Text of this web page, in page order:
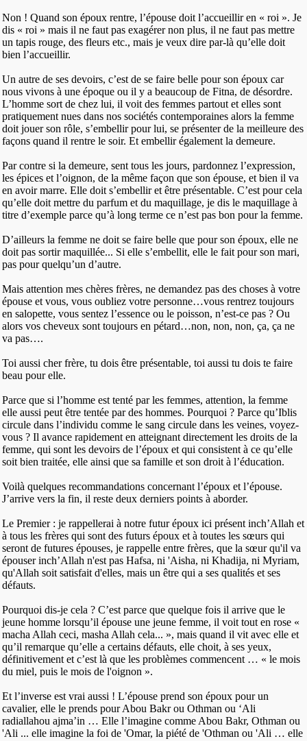
Non ! Quand son époux rentre, l’épouse doit l’accueillir en « roi ». Je
dis « roi » mais il ne faut pas exagérer non plus, il ne faut pas mettre
un tapis rouge, des fleurs etc., mais je veux dire par-là qu’elle doit
bien l’accueillir.
Un autre de ses devoirs, c’est de se faire belle pour son époux car
nous vivons à une époque ou il y a beaucoup de Fitna, de désordre.
L’homme sort de chez lui, il voit des femmes partout et elles sont
pratiquement nues dans nos sociétés contemporaines alors la femme
doit jouer son rôle, s’embellir pour lui, se présenter de la meilleure des
façons quand il rentre le soir. Et embellir également la demeure.
Par contre si la demeure, sent tous les jours, pardonnez l’expression,
les épices et l’oignon, de la même façon que son épouse, et bien il va
en avoir marre. Elle doit s’embellir et être présentable. C’est pour cela
qu’elle doit mettre du parfum et du maquillage, je dis le maquillage à
titre d’exemple parce qu’à long terme ce n’est pas bon pour la femme.
D’ailleurs la femme ne doit se faire belle que pour son époux, elle ne
doit pas sortir maquillée... Si elle s’embellit, elle le fait pour son mari,
pas pour quelqu’un d’autre.
Mais attention mes chères frères, ne demandez pas des choses à votre
épouse et vous, vous oubliez votre personne…vous rentrez toujours
en salopette, vous sentez l’essence ou le poisson, n’est-ce pas ? Ou
alors vos cheveux sont toujours en pétard…non, non, non, ça, ça ne
va pas….
Toi aussi cher frère, tu dois être présentable, toi aussi tu dois te faire
beau pour elle.
Parce que si l’homme est tenté par les femmes, attention, la femme
elle aussi peut être tentée par des hommes. Pourquoi ? Parce qu’Iblis
circule dans l’individu comme le sang circule dans les veines, voyez-
vous ? Il avance rapidement en atteignant directement les droits de la
femme, qui sont les devoirs de l’époux et qui consistent à ce qu’elle
soit bien traitée, elle ainsi que sa famille et son droit à l’éducation.
Voilà quelques recommandations concernant l’époux et l’épouse.
J’arrive vers la fin, il reste deux derniers points à aborder.
Le Premier : je rappellerai à notre futur époux ici présent inch’Allah et
à tous les frères qui sont des futurs époux et à toutes les sœurs qui
seront de futures épouses, je rappelle entre frères, que la sœur qu'il va
épouser inch’Allah n'est pas Hafsa, ni 'Aisha, ni Khadija, ni Myriam,
qu'Allah soit satisfait d'elles, mais un être qui a ses qualités et ses
défauts.
Pourquoi dis-je cela ? C’est parce que quelque fois il arrive que le
jeune homme lorsqu’il épouse une jeune femme, il voit tout en rose «
macha Allah ceci, masha Allah cela... », mais quand il vit avec elle et
qu’il remarque qu’elle a certains défauts, elle choit, à ses yeux,
définitivement et c’est là que les problèmes commencent … « le mois
du miel, puis le mois de l'oignon ».
Et l’inverse est vrai aussi ! L’épouse prend son époux pour un
cavalier, elle le prends pour Abou Bakr ou Othman ou ‘Ali
radiallahou ajma’in … Elle l’imagine comme Abou Bakr, Othman ou
'Ali ... elle imagine la foi de 'Omar, la piété de 'Othman ou 'Ali … elle